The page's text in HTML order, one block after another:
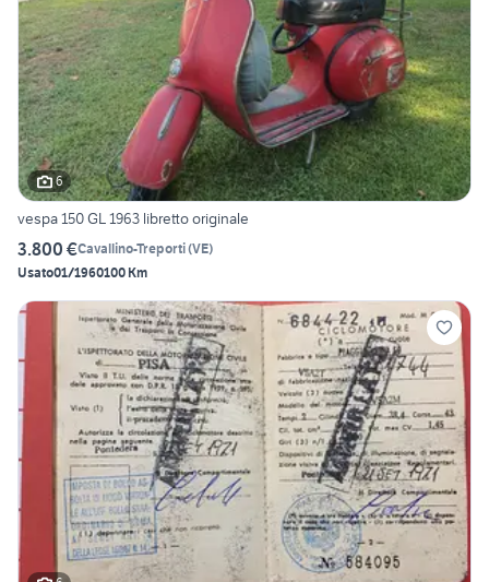
6
vespa 150 GL 1963 libretto originale
3.800 €Cavallino-Treporti(VE)
Usato01/1960100 Km